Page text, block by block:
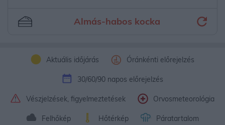
Almás-habos kocka
Aktuális időjárás Óránkénti előrejelzés
30/60/90 napos előrejelzés
Vészjelzések, figyelmeztetések Orvosmeteorológia
Felhőkép Hőtérkép Páratartalom